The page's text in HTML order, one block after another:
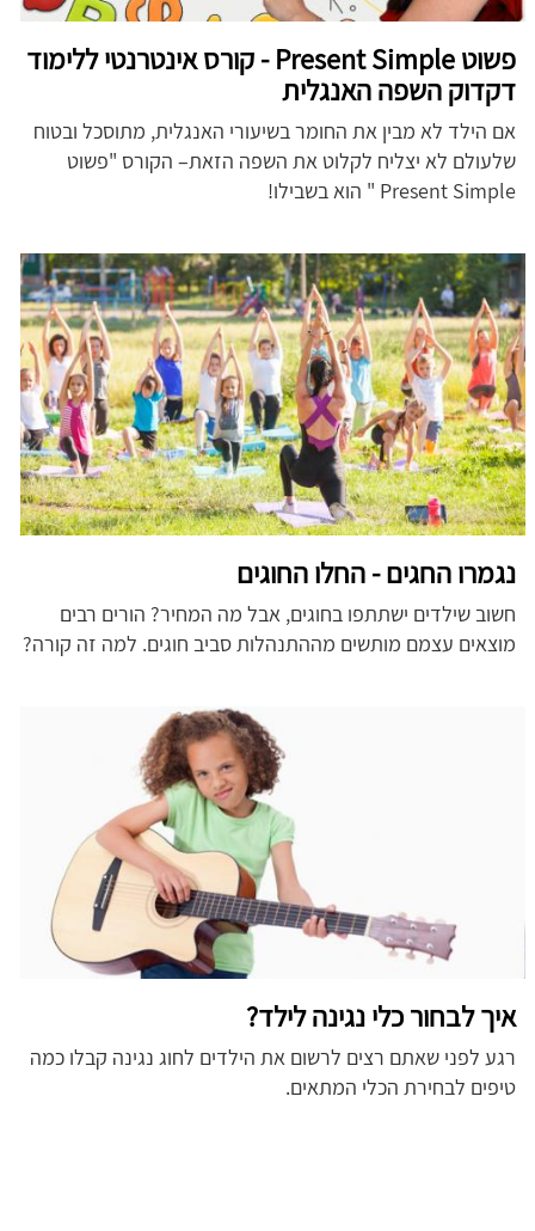
פשוט Present Simple - קורס אינטרנטי ללימוד
דקדוק השפה האנגלית
אם הילד לא מבין את החומר בשיעורי האנגלית, מתוסכל ובטוח
שלעולם לא יצליח לקלוט את השפה הזאת– הקורס "פשוט
Present Simple " הוא בשבילו!
נגמרו החגים - החלו החוגים
חשוב שילדים ישתתפו בחוגים, אבל מה המחיר? הורים רבים
מוצאים עצמם מותשים מההתנהלות סביב חוגים. למה זה קורה?
איך לבחור כלי נגינה לילד?
רגע לפני שאתם רצים לרשום את הילדים לחוג נגינה קבלו כמה
טיפים לבחירת הכלי המתאים.